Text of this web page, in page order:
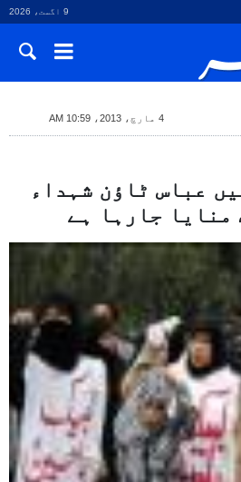
9 اگست، 2026
4 مارچ، 2013، 10:59 AM
عباس ٹاؤن شہداء
منایا جارہا ہے